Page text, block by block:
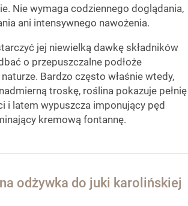
Nie wymaga codziennego doglądania,
ani intensywnego nawożenia.
jej niewielką dawkę składników
o przepuszczalne podłoże
Bardzo często właśnie wtedy,
troskę, roślina pokazuje pełnię
i latem wypuszcza imponujący pęd
kremową fontannę.
odżywka do juki karolińskiej